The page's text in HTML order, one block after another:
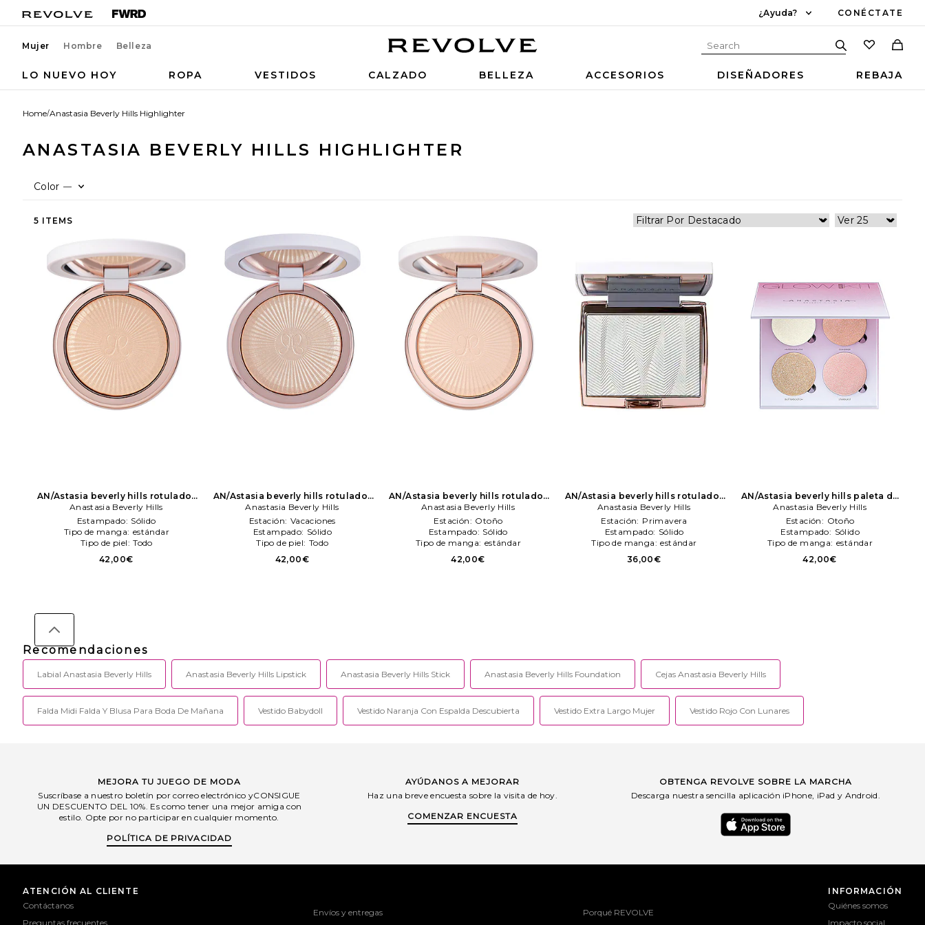
¿Ayuda? CONÉCTATE
Mujer Hombre Belleza
LO NUEVO HOY ROPA VESTIDOS CALZADO BELLEZA ACCESORIOS DISEÑADORES REBAJA
Home/Anastasia Beverly Hills Highlighter
ANASTASIA BEVERLY HILLS HIGHLIGHTER
Color —
5 ITEMS
AN/Astasia beverly hills rotulador
glow seeker en color belleza: N/A
Anastasia Beverly Hills
Anastasia Beverly Hills
Estampado: Sólido
Tipo de manga: estándar
Tipo de piel: Todo
42,00€
AN/Astasia beverly hills rotulador
glow seeker highlighter en color
belleza: N/A Anastasia Beverly Hills
Anastasia Beverly Hills
Estación: Vacaciones
Estampado: Sólido
Tipo de piel: Todo
42,00€
AN/Astasia beverly hills rotulador
glow seeker en color belleza: N/A
Anastasia Beverly Hills
Anastasia Beverly Hills
Estación: Otoño
Estampado: Sólido
Tipo de manga: estándar
42,00€
AN/Astasia beverly hills rotulador
en color belleza: N/A Anastasia
Beverly Hills
Anastasia Beverly Hills
Estación: Primavera
Estampado: Sólido
Tipo de manga: estándar
36,00€
AN/Astasia beverly hills paleta de
sombras glow kit en color Belleza:
Anastasia Beverly Hills
Anastasia Beverly Hills
Estación: Otoño
Estampado: Sólido
Tipo de manga: estándar
42,00€
Recomendaciones
Labial Anastasia Beverly Hills Anastasia Beverly Hills Lipstick Anastasia Beverly Hills Stick Anastasia Beverly Hills Foundation Cejas Anastasia Beverly Hills
Falda Midi Falda Y Blusa Para Boda De Mañana Vestido Babydoll Vestido Naranja Con Espalda Descubierta Vestido Extra Largo Mujer Vestido Rojo Con Lunares
MEJORA TU JUEGO DE MODA
Suscríbase a nuestro boletín por correo electrónico yCONSIGUE
UN DESCUENTO DEL 10%. Es como tener una mejor amiga con
estilo. Opte por no participar en cualquier momento.
POLÍTICA DE PRIVACIDAD
AYÚDANOS A MEJORAR
Haz una breve encuesta sobre la visita de hoy.
COMENZAR ENCUESTA
OBTENGA REVOLVE SOBRE LA MARCHA
Descarga nuestra sencilla aplicación iPhone, iPad y Android.
ATENCIÓN AL CLIENTE
Contáctanos
Preguntas frecuentes
Envíos y entregas
Porqué REVOLVE
INFORMACIÓN
Quiénes somos
Impacto social